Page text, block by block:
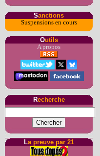
Sanctions
Suspensions en cours
Outils
A propos
Recherche
La preuve par 21